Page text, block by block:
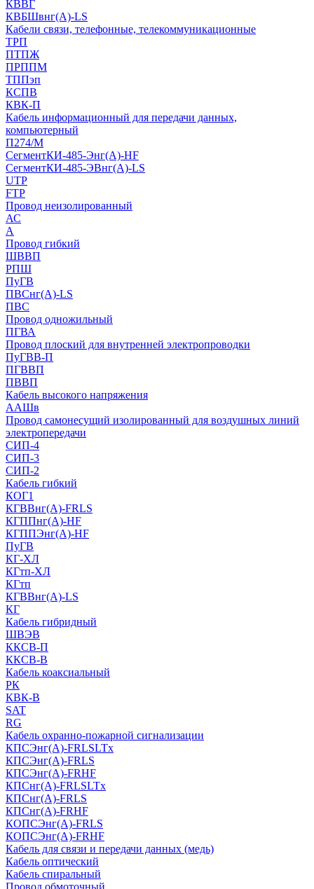
КВВГ
КВБШвнг(А)-LS
Кабели связи, телефонные, телекоммуникационные
ТРП
ПТПЖ
ПРППМ
ТППэп
КСПВ
КВК-П
Кабель информационный для передачи данных,
компьютерный
П274/М
СегментКИ-485-Энг(А)-HF
СегментКИ-485-ЭВнг(А)-LS
UTP
FTP
Провод неизолированный
АС
А
Провод гибкий
ШВВП
РПШ
ПуГВ
ПВСнг(А)-LS
ПВС
Провод одножильный
ПГВА
Провод плоский для внутренней электропроводки
ПуГВВ-П
ПГВВП
ПВВП
Кабель высокого напряжения
ААШв
Провод самонесущий изолированный для воздушных линий
электропередачи
СИП-4
СИП-3
СИП-2
Кабель гибкий
КОГ1
КГВВнг(А)-FRLS
КГППнг(A)-HF
КГППЭнг(A)-HF
ПуГВ
КГ-ХЛ
КГтп-ХЛ
КГтп
КГВВнг(А)-LS
КГ
Кабель гибридный
ШВЭВ
ККСВ-П
ККСВ-В
Кабель коаксиальный
РК
КВК-В
SAT
RG
Кабель охранно-пожарной сигнализации
КПСЭнг(А)-FRLSLTx
КПСЭнг(А)-FRLS
КПСЭнг(А)-FRHF
КПСнг(А)-FRLSLTx
КПСнг(А)-FRLS
КПСнг(А)-FRHF
КОПСЭнг(А)-FRLS
КОПСЭнг(А)-FRHF
Кабель для связи и передачи данных (медь)
Кабель оптический
Кабель спиральный
Провод обмоточный